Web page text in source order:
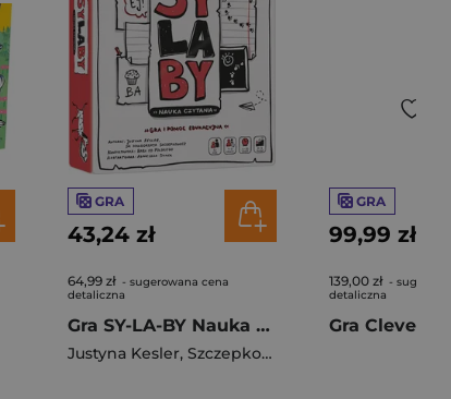
GRA
43,24 zł
64,99 zł - sugerowana cena
detaliczna
Gra SY-LA-BY Nauka czytania Zzz: zagraj-zrozum-zapamiętaj
Justyna Kesler, Szczepkowicz Małgorzata
GRA
99,99 zł
139,00 zł -
detaliczna